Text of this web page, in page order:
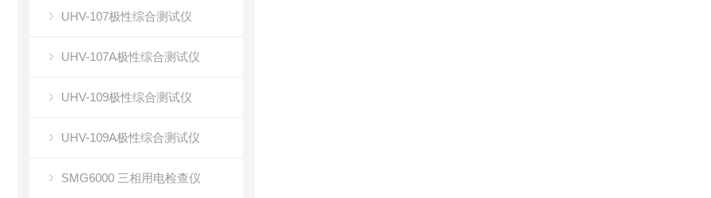
UHV-107极性综合测试仪
UHV-107A极性综合测试仪
UHV-109极性综合测试仪
UHV-109A极性综合测试仪
SMG6000 三相用电检查仪